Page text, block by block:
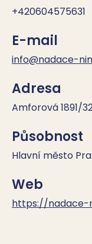
+420604575631
E-mail
info@nadace-
Adresa
Amforová 1891/
Působnost
Hlavní město
Web
https://nadace-